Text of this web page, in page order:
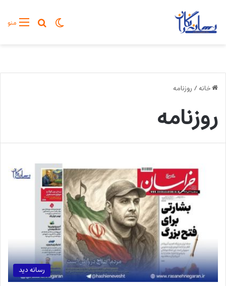
منوجستجو
تغییر پوسته
خانه/ روزنامه
روزنامه
رسانه دید